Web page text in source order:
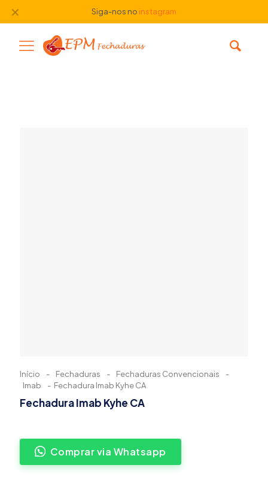
Siga-nos no instagram
✕
Início - Fechaduras - Fechaduras Convencionais
-
Imab
- Fechadura Imab Kyhe CA
Fechadura Imab Kyhe CA
Comprar via Whatsapp